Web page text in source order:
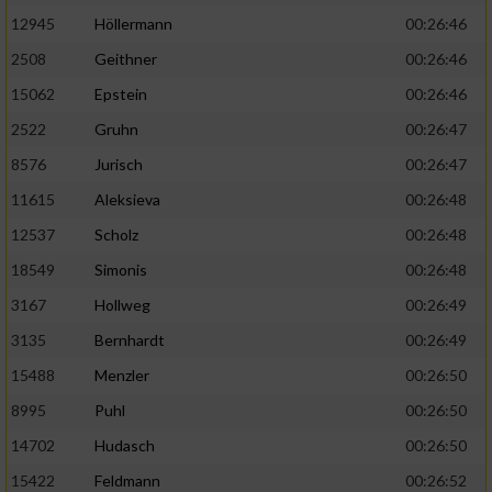
12945
Höllermann
00:26:46
2508
Geithner
00:26:46
15062
Epstein
00:26:46
2522
Gruhn
00:26:47
8576
Jurisch
00:26:47
11615
Aleksieva
00:26:48
12537
Scholz
00:26:48
18549
Simonis
00:26:48
3167
Hollweg
00:26:49
3135
Bernhardt
00:26:49
15488
Menzler
00:26:50
8995
Puhl
00:26:50
14702
Hudasch
00:26:50
15422
Feldmann
00:26:52